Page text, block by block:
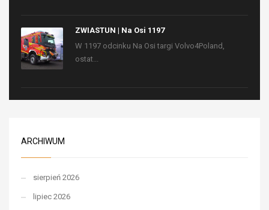
ZWIASTUN | Na Osi 1197
W 1197 odcinku Na Osi targi Volvo4Poland,
ostat...
ARCHIWUM
sierpień 2026
lipiec 2026